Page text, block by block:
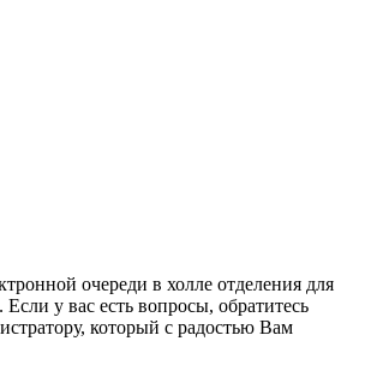
очереди в холле отделения для
у вас есть вопросы, обратитесь
который с радостью Вам